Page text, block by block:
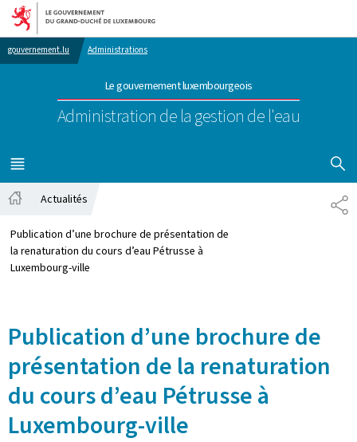
Aller au menu principal
Aller au contenu
gouvernement.lu Administrations
Le gouvernement luxembourgeois
Administration de la gestion de l'eau
MENU
PRINCIPAL
Actualités
Publication d’une brochure de présentation de
la renaturation du cours d’eau Pétrusse à
Luxembourg-ville
Publication d’une brochure de
présentation de la renaturation
du cours d’eau Pétrusse à
Luxembourg-ville